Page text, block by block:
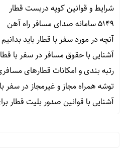
شرایط و قوانین کوپه دربست قطار
۵۱۴۹ سامانه صدای مسافر راه آهن
آنچه در مورد سفر با قطار باید بدانیم
آشنایی با حقوق مسافر در سفر با
رتبه بندی و امکانات قطارهای
توشه همراه مجاز و غیرمجاز در سفر
آشنایی با قوانین صدور بلیت قطار